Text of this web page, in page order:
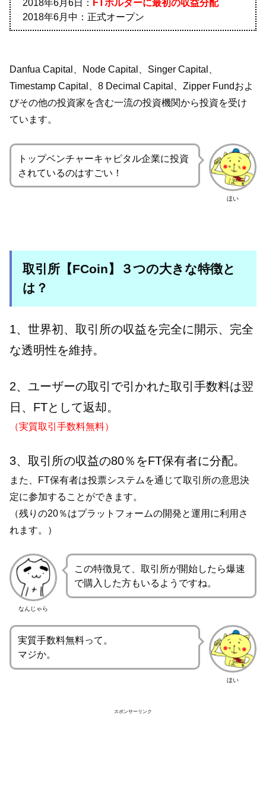
2018年6月6日： FTホルダーに最初の収益分配
2018年6月中：正式オープン
Danfua Capital、Node Capital、Singer Capital、
Timestamp Capital、8 Decimal Capital、Zipper Fundおよ
びその他の投資家を含む一流の投資機関から投資を受け
ています。
ほい
トップベンチャーキャピタル企業に投資
されているのはすごい！
取引所【FCoin】３つの大きな特徴と
は？
1、世界初、取引所の収益を完全に開示、完全
な透明性を維持。
2、ユーザーの取引で引かれた取引手数料は翌
日、FTとして返却。
（実質取引手数料無料）
3、取引所の収益の80％をFT保有者に分配。
また、FT保有者は投票システムを通じて取引所の意思決
定に参加することができます。
（残りの20％はプラットフォームの開発と運用に利用さ
れます。）
なんじゃら
この特徴見て、取引所が開始したら爆速
で購入した方もいるようですね。
ほい
実質手数料無料って。
マジか。
スポンサーリンク